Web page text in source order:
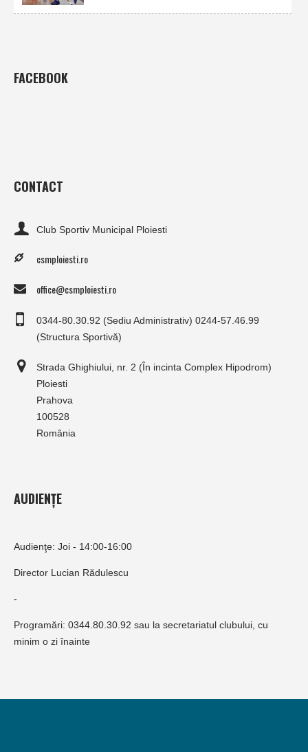
FACEBOOK
CONTACT
Club Sportiv Municipal Ploiesti
csmploiesti.ro
office@csmploiesti.ro
0344-80.30.92 (Sediu Administrativ) 0244-57.46.99
(Structura Sportivă)
Strada Ghighiului, nr. 2 (În incinta Complex Hipodrom)
Ploiesti
Prahova
100528
România
AUDIENȚE
Audienţe: Joi - 14:00-16:00
Director Lucian Rădulescu
-
Programări: 0344.80.30.92 sau la secretariatul clubului, cu
minim o zi înainte